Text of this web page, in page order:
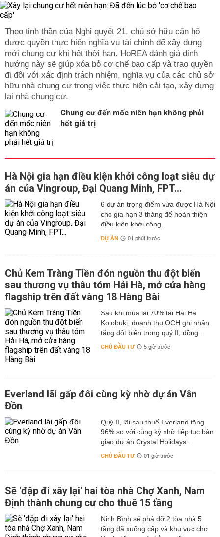
Theo tinh thần của Nghị quyết 21, chủ sở hữu căn hộ
được quyền thực hiện nghĩa vụ tài chính để xây dựng
mới chung cư khi hết thời hạn. HoREA đánh giá định
hướng này sẽ giúp xóa bỏ cơ chế bao cấp và trao quyền
đi đôi với xác định trách nhiệm, nghĩa vụ của các chủ sở
hữu nhà chung cư trong việc thực hiện cải tạo, xây dựng
lại nhà chung cư.
Chung cư đến mốc niên hạn không phải
hết giá trị
Hà Nội gia hạn điều kiện khởi công loạt siêu dự
án của Vingroup, Đại Quang Minh, FPT...
6 dự án trọng điểm vừa được Hà Nội
cho gia hạn 3 tháng để hoàn thiện
điều kiện khởi công.
DỰ ÁN 01 phút trước
Chủ Kem Tràng Tiền đón nguồn thu đột biến
sau thương vụ thâu tóm Hải Hà, mở cửa hàng
flagship trên đất vàng 18 Hàng Bài
Sau khi mua lại 70% tại Hải Hà
Kotobuki, doanh thu OCH ghi nhận
tăng đột biến trong quý II, đồng...
CHỦ ĐẦU TƯ 5 giờ trước
Everland lãi gấp đôi cùng kỳ nhờ dự án Vân
Đồn
Quý II, lãi sau thuế Everland tăng
96% so với cùng kỳ nhờ tiếp tục bàn
giao dự án Crystal Holidays...
CHỦ ĐẦU TƯ 01 giờ trước
Sẽ 'đập đi xây lại' hai tòa nhà Chợ Xanh, Nam
Định thành chung cư cho thuê 15 tầng
Ninh Bình sẽ phá dỡ 2 tòa nhà 5
tầng đã xuống cấp và khu vực chợ